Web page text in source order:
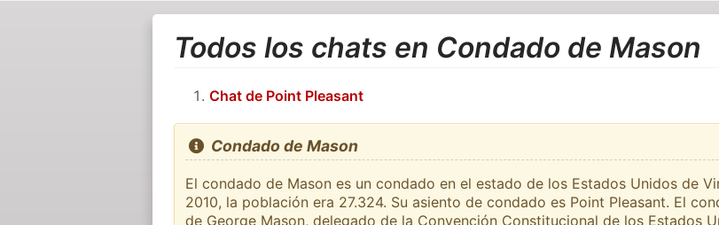
Todos los chats en Condado de Mason
Chat de Point Pleasant
Condado de Mason
El condado de Mason es un condado en el estado de los Estados Unidos de
2010, la población era 27.324. Su asiento de condado es Point Pleasant. El
de George Mason, delegado de la Convención Constitucional de los Estados